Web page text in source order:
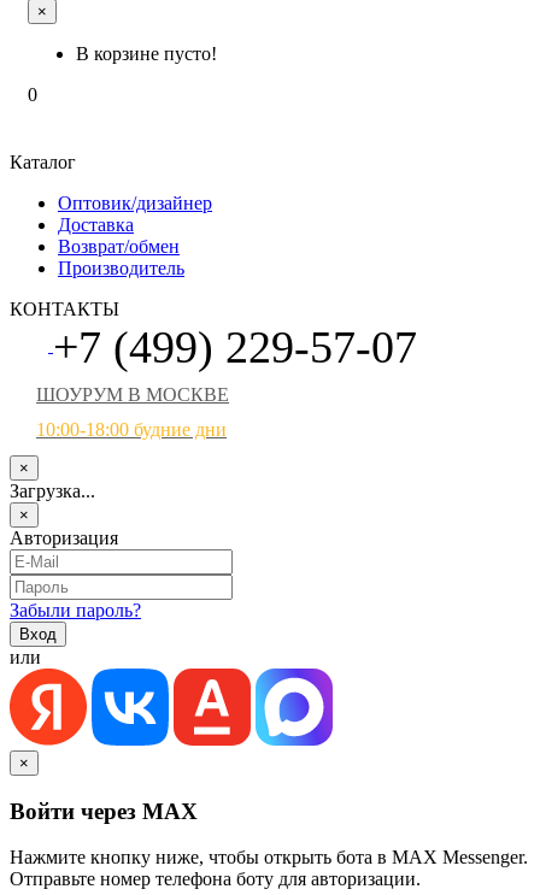
×
В корзине пусто!
0
Каталог
Оптовик/дизайнер
Доставка
Возврат/обмен
Производитель
КОНТАКТЫ
+7 (499) 229-57-07
ШОУРУМ В МОСКВЕ
10:00-18:00 будние дни
×
Загрузка...
×
Авторизация
Забыли пароль?
или
×
Войти через MAX
Нажмите кнопку ниже, чтобы открыть бота в MAX Messenger.
Отправьте номер телефона боту для авторизации.